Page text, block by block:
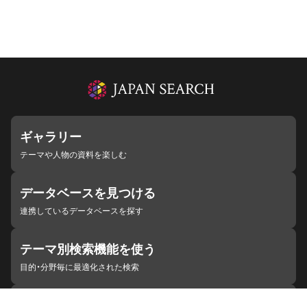
ギャラリー
テーマや人物の資料を楽しむ
データベースを見つける
連携しているデータベースを探す
テーマ別検索機能を使う
目的・分野毎に最適化された検索